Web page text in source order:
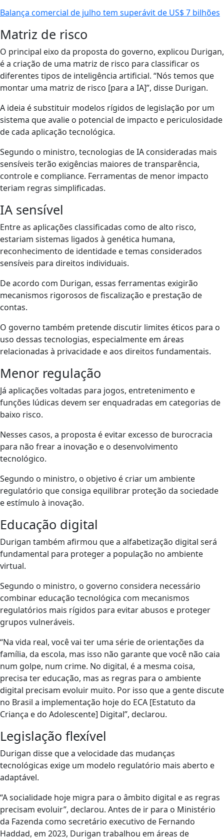
Balança comercial de julho tem superávit de US$ 7 bilhões
Matriz de risco
O principal eixo da proposta do governo, explicou Durigan,
é a criação de uma matriz de risco para classificar os
diferentes tipos de inteligência artificial. “Nós temos que
montar uma matriz de risco [para a IA]”, disse Durigan.
A ideia é substituir modelos rígidos de legislação por um
sistema que avalie o potencial de impacto e periculosidade
de cada aplicação tecnológica.
Segundo o ministro, tecnologias de IA consideradas mais
sensíveis terão exigências maiores de transparência,
controle e compliance. Ferramentas de menor impacto
teriam regras simplificadas.
IA sensível
Entre as aplicações classificadas como de alto risco,
estariam sistemas ligados à genética humana,
reconhecimento de identidade e temas considerados
sensíveis para direitos individuais.
De acordo com Durigan, essas ferramentas exigirão
mecanismos rigorosos de fiscalização e prestação de
contas.
O governo também pretende discutir limites éticos para o
uso dessas tecnologias, especialmente em áreas
relacionadas à privacidade e aos direitos fundamentais.
Menor regulação
Já aplicações voltadas para jogos, entretenimento e
funções lúdicas devem ser enquadradas em categorias de
baixo risco.
Nesses casos, a proposta é evitar excesso de burocracia
para não frear a inovação e o desenvolvimento
tecnológico.
Segundo o ministro, o objetivo é criar um ambiente
regulatório que consiga equilibrar proteção da sociedade
e estímulo à inovação.
Educação digital
Durigan também afirmou que a alfabetização digital será
fundamental para proteger a população no ambiente
virtual.
Segundo o ministro, o governo considera necessário
combinar educação tecnológica com mecanismos
regulatórios mais rígidos para evitar abusos e proteger
grupos vulneráveis.
“Na vida real, você vai ter uma série de orientações da
família, da escola, mas isso não garante que você não caia
num golpe, num crime. No digital, é a mesma coisa,
precisa ter educação, mas as regras para o ambiente
digital precisam evoluir muito. Por isso que a gente discute
no Brasil a implementação hoje do ECA [Estatuto da
Criança e do Adolescente] Digital”, declarou.
Legislação flexível
Durigan disse que a velocidade das mudanças
tecnológicas exige um modelo regulatório mais aberto e
adaptável.
“A socialidade hoje migra para o âmbito digital e as regras
precisam evoluir”, declarou. Antes de ir para o Ministério
da Fazenda como secretário executivo de Fernando
Haddad, em 2023, Durigan trabalhou em áreas de